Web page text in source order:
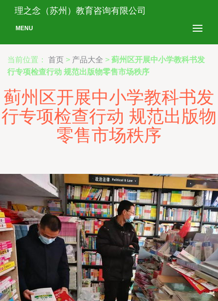
理之念（苏州）教育咨询有限公司
MENU
当前位置： 首页 > 产品大全 > 蓟州区开展中小学教科书发
行专项检查行动 规范出版物零售市场秩序
蓟州区开展中小学教科书发
行专项检查行动 规范出版物
零售市场秩序